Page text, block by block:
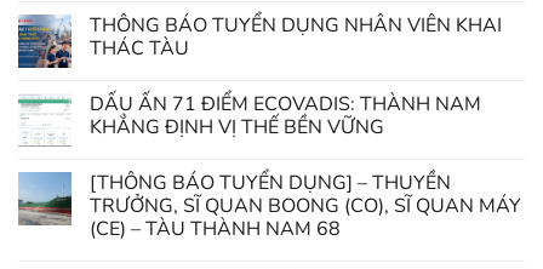
THÔNG BÁO TUYỂN DỤNG NHÂN VIÊN KHAI
THÁC TÀU
DẤU ẤN 71 ĐIỂM ECOVADIS: THÀNH NAM
KHẲNG ĐỊNH VỊ THẾ BỀN VỮNG
[THÔNG BÁO TUYỂN DỤNG] – THUYỀN
TRƯỞNG, SĨ QUAN BOONG (CO), SĨ QUAN MÁY
(CE) – TÀU THÀNH NAM 68